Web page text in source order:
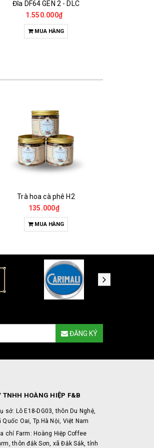
680.000₫
MUA HÀNG
Đường Que
18.000₫
MUA HÀNG
ĐĂNG KÝ
TNHH HOÀNG HIỆP F&B
sở: Lô E18-DG03, thôn Du Nghệ,
Quốc Oai, Tp.Hà Nội, Việt Nam
chỉ Farm: Hoàng Hiệp Coffee
thôn đắk Sơn, xã Đắk Sắk, tỉnh